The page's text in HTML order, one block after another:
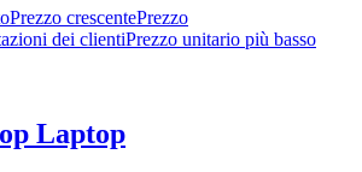
Prezzo crescentePrezzo
dei clientiPrezzo unitario più basso
Laptop